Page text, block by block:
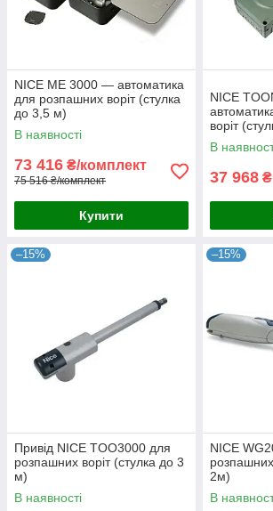
NICE ME 3000 — автоматика
для розпашних воріт (стулка
до 3,5 м)
В наявності
73 416 ₴/комплект
75 516 ₴/комплект
Купити
NICE
воріт
В
37 968 ₴
–15%
Привід NICE TOO3000 для
розпашних воріт (стулка до 3
м)
В наявності
–15%
NICE
2м)
В